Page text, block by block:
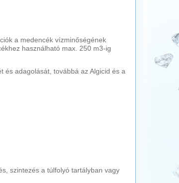
a medencék vízminőségének
használható max. 250 m3-ig
és adagolását, továbbá az Algicid és a
szintezés a túlfolyó tartályban vagy